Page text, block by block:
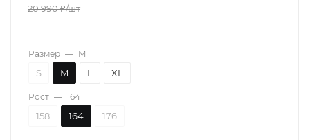
20 990₽/шт
Размер — M
S M L XL
Рост — 164
158 164 176